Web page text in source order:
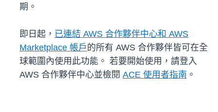
期。
即日起， 已連結 AWS 合作夥伴中心和 AWS
Marketplace 帳戶 的所有 AWS 合作夥伴皆可在全
球範圍內使用此功能。 若要開始使用，請登入
AWS 合作夥伴中心並檢閱 ACE 使用者指南 。